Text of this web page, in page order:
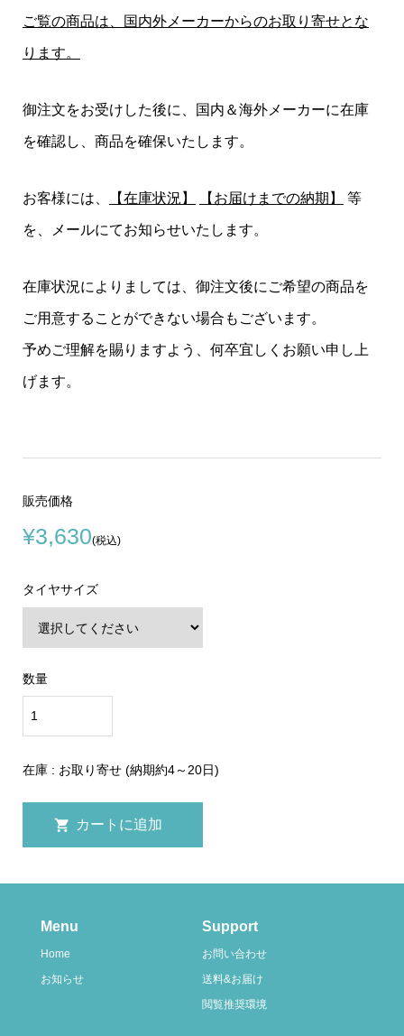
ご覧の商品は、国内外メーカーからのお取り寄せとな
ります。
御注文をお受けした後に、国内＆海外メーカーに在庫
を確認し、商品を確保いたします。
お客様には、 【在庫状況】 【お届けまでの納期】 等
を、メールにてお知らせいたします。
在庫状況によりましては、御注文後にご希望の商品を
ご用意することができない場合もございます。
予めご理解を賜りますよう、何卒宜しくお願い申し上
げます。
販売価格
¥3,630(税込)
タイヤサイズ
数量
在庫 : お取り寄せ (納期約4～20日)
Menu
Home
お知らせ
Support
お問い合わせ
送料&お届け
閲覧推奨環境